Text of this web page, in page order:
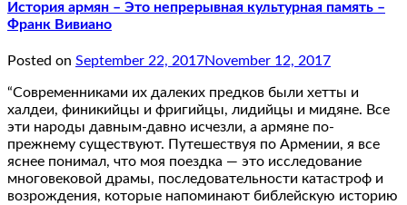
История армян – Это непрерывная культурная память –
Франк Вивиано
Posted on September 22, 2017November 12, 2017
“Cовременниками их далеких предков были хетты и
халдеи, финикийцы и фригийцы, лидийцы и мидяне. Все
эти народы давным-давно исчезли, а армяне по-
прежнему существуют. Путешествуя по Армении, я все
яснее понимал, что моя поездка — это исследование
многовековой драмы, последовательности катастроф и
возрождения, которые напоминают библейскую историю